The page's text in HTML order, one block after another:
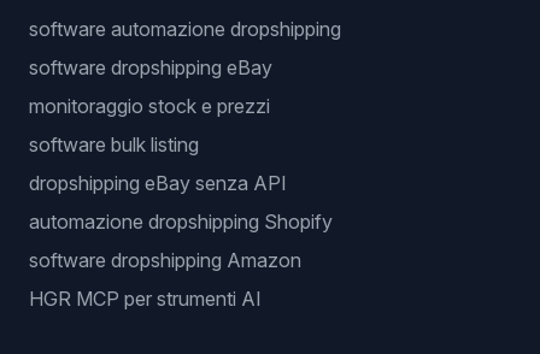
software automazione dropshipping
software dropshipping eBay
monitoraggio stock e prezzi
software bulk listing
dropshipping eBay senza API
automazione dropshipping Shopify
software dropshipping Amazon
HGR MCP per strumenti AI